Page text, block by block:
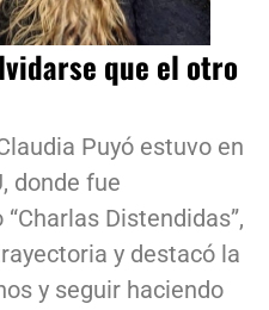
que el otro
Puyó estuvo en
donde fue
Distendidas”,
y destacó la
y seguir haciendo